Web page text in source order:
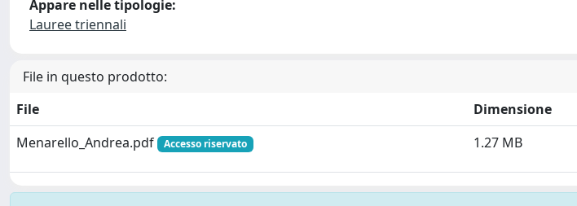
Appare nelle tipologie:
Lauree triennali
File in questo prodotto:
File
Dimensione
Menarello_Andrea.pdf
Accesso riservato 1.27 MB